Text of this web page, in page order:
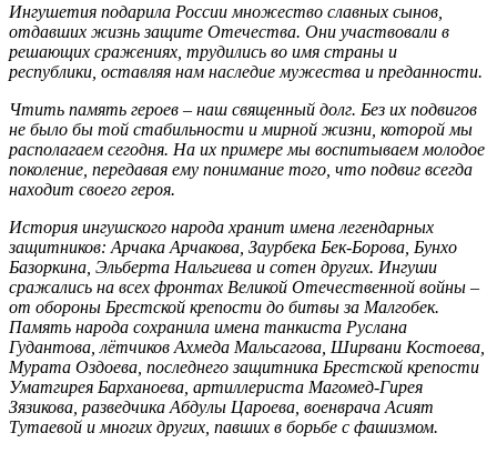
Ингушетия подарила России множество славных сынов,
отдавших жизнь защите Отечества. Они участвовали в
решающих сражениях, трудились во имя страны и
республики, оставляя нам наследие мужества и преданности.
Чтить память героев – наш священный долг. Без их подвигов
не было бы той стабильности и мирной жизни, которой мы
располагаем сегодня. На их примере мы воспитываем молодое
поколение, передавая ему понимание того, что подвиг всегда
находит своего героя.
История ингушского народа хранит имена легендарных
защитников: Арчака Арчакова, Заурбека Бек-Борова, Бунхо
Базоркина, Эльберта Нальгиева и сотен других. Ингуши
сражались на всех фронтах Великой Отечественной войны –
от обороны Брестской крепости до битвы за Малгобек.
Память народа сохранила имена танкиста Руслана
Гудантова, лётчиков Ахмеда Мальсагова, Ширвани Костоева,
Мурата Оздоева, последнего защитника Брестской крепости
Уматгирея Барханоева, артиллериста Магомед-Гирея
Зязикова, разведчика Абдулы Цароева, военврача Асият
Тутаевой и многих других, павших в борьбе с фашизмом.